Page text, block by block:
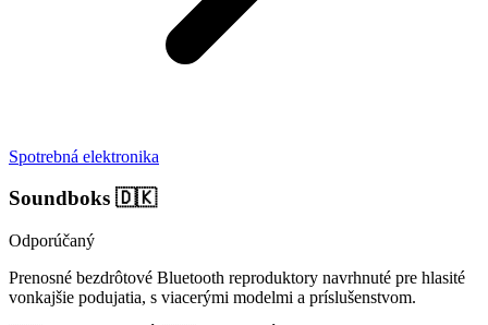
Spotrebná elektronika
Soundboks 🇩🇰
Odporúčaný
Prenosné bezdrôtové Bluetooth reproduktory navrhnuté pre hlasité
vonkajšie podujatia, s viacerými modelmi a príslušenstvom.